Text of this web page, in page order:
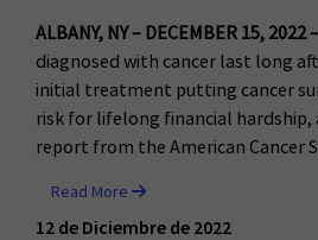
ALBANY, NY – DECEMBER 15, 2022 –
diagnosed with cancer last long
initial treatment putting cancer
risk for lifelong financial hardship,
report from the American Cancer
Read More
12 de Diciembre de 2022